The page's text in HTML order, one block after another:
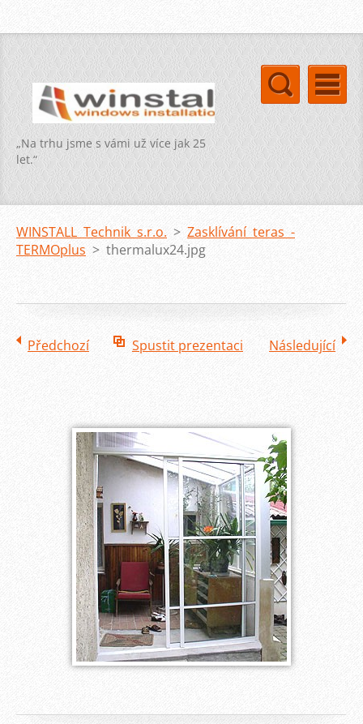
„Na trhu jsme s vámi už více jak 25
let.“
WINSTALL Technik s.r.o. > Zasklívání teras -
TERMOplus > thermalux24.jpg
Předchozí Spustit prezentaci Následující